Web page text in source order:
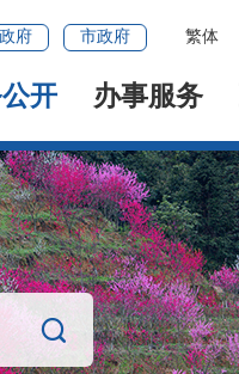
府 市政府 繁体
开 办事服务
